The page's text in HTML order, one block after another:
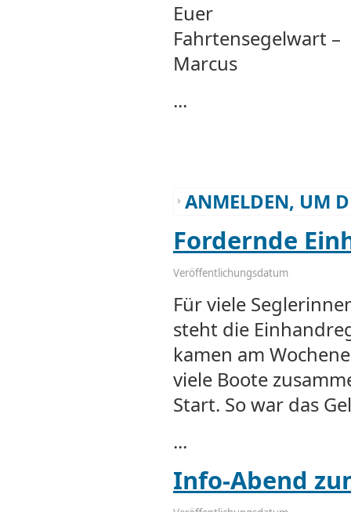
Euer
Fahrtensegelwart –
Marcus
...
ANMELDEN, UM
Fordernde
Veröffentlichungsdatum
Für viele
steht die
kamen am
viele Boote
Start. So war das
...
Info-Abend